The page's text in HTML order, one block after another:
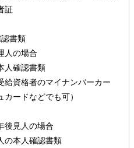
証
書類
人の場合
人確認書類
資格者のマイナンバーカー
カードなどでも可）
後見人の場合
の本人確認書類